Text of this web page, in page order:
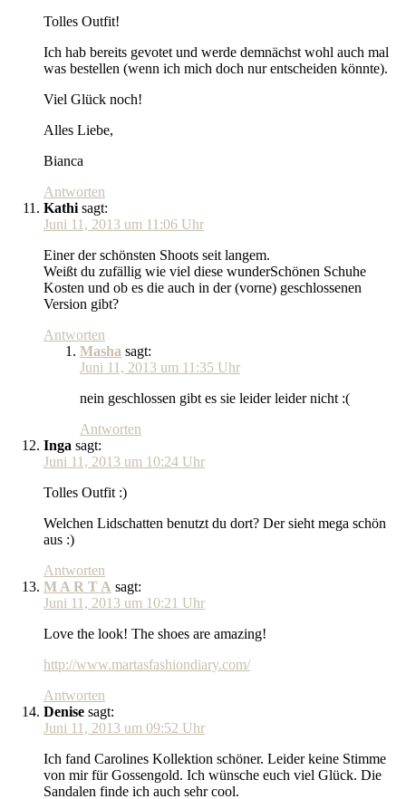
Tolles Outfit!
Ich hab bereits gevotet und werde demnächst wohl auch mal
was bestellen (wenn ich mich doch nur entscheiden könnte).
Viel Glück noch!
Alles Liebe,
Bianca
Antworten
Kathi sagt:
Juni 11, 2013 um 11:06 Uhr
Einer der schönsten Shoots seit langem.
Weißt du zufällig wie viel diese wunderSchönen Schuhe
Kosten und ob es die auch in der (vorne) geschlossenen
Version gibt?
Antworten
Masha sagt:
Juni 11, 2013 um 11:35 Uhr
nein geschlossen gibt es sie leider leider nicht :(
Antworten
Inga sagt:
Juni 11, 2013 um 10:24 Uhr
Tolles Outfit :)
Welchen Lidschatten benutzt du dort? Der sieht mega schön
aus :)
Antworten
M A R T A sagt:
Juni 11, 2013 um 10:21 Uhr
Love the look! The shoes are amazing!
http://www.martasfashiondiary.com/
Antworten
Denise sagt:
Juni 11, 2013 um 09:52 Uhr
Ich fand Carolines Kollektion schöner. Leider keine Stimme
von mir für Gossengold. Ich wünsche euch viel Glück. Die
Sandalen finde ich auch sehr cool.